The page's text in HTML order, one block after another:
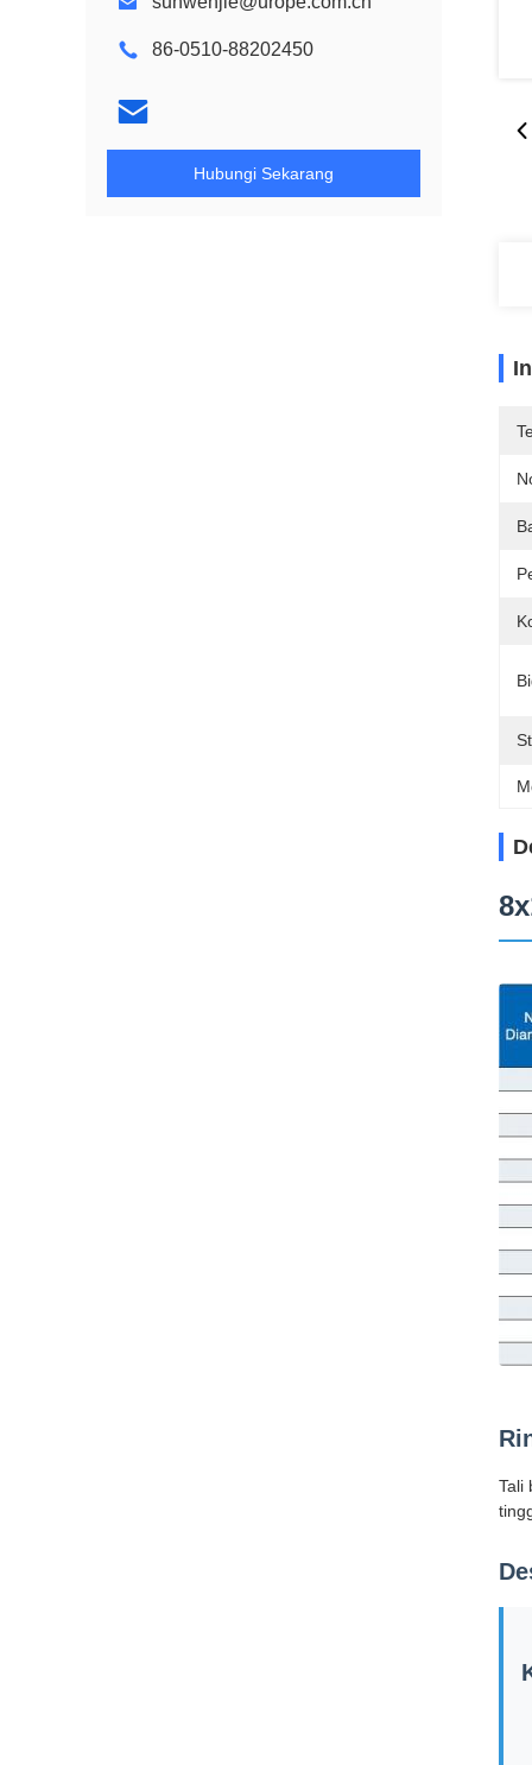
86-0510-88202450
Hubungi Sekarang
Tali